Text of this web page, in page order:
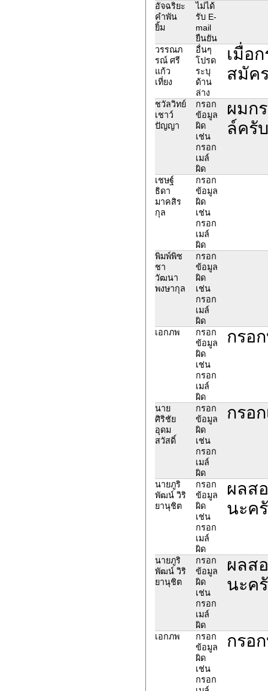
อัจฉริยะ
คำพัน
ยิ้ม
ไม่ได้
รับ E-
mail
ยืนยัน
วรรณภ
รณ์ ศรี
แก้ว
เที่ยง
อื่นๆ
โปรด
ระบุ
ด้าน
ล่าง
เมื่อ
สมัค
ชวัลวิทย์
เชาว์
ปัญญา
กรอก
ข้อมูล
ผิด
เช่น
กรอก
เมล์
ผิด
ผมก
ล์ครับ
เชษฐ์
ธิดา
มาคสิร
กุล
กรอก
ข้อมูล
ผิด
เช่น
กรอก
เมล์
ผิด
พิมพ์พิช
ชา
วัฒนา
พงษากุล
กรอก
ข้อมูล
ผิด
เช่น
กรอก
เมล์
ผิด
เอกภพ
กรอก
ข้อมูล
ผิด
เช่น
กรอก
เมล์
ผิด
กรอ
นาย
ศิริชัย
อุดม
สวัสดิ์
กรอก
ข้อมูล
ผิด
เช่น
กรอก
เมล์
ผิด
กรอ
นายภูริ
พัฒน์ วิริ
ยานุชิต
กรอก
ข้อมูล
ผิด
เช่น
กรอก
เมล์
ผิด
ผลส
นะค
นายภูริ
พัฒน์ วิริ
ยานุชิต
กรอก
ข้อมูล
ผิด
เช่น
กรอก
เมล์
ผิด
ผลส
นะค
เอกภพ
กรอก
ข้อมูล
ผิด
เช่น
กรอก
กรอ